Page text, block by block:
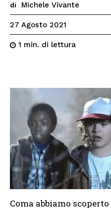
di Michele Vivante
27 Agosto 2021
1 min. di lettura
Coma abbiamo scoperto